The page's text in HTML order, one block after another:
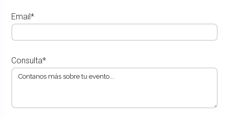
Email*
Consulta*